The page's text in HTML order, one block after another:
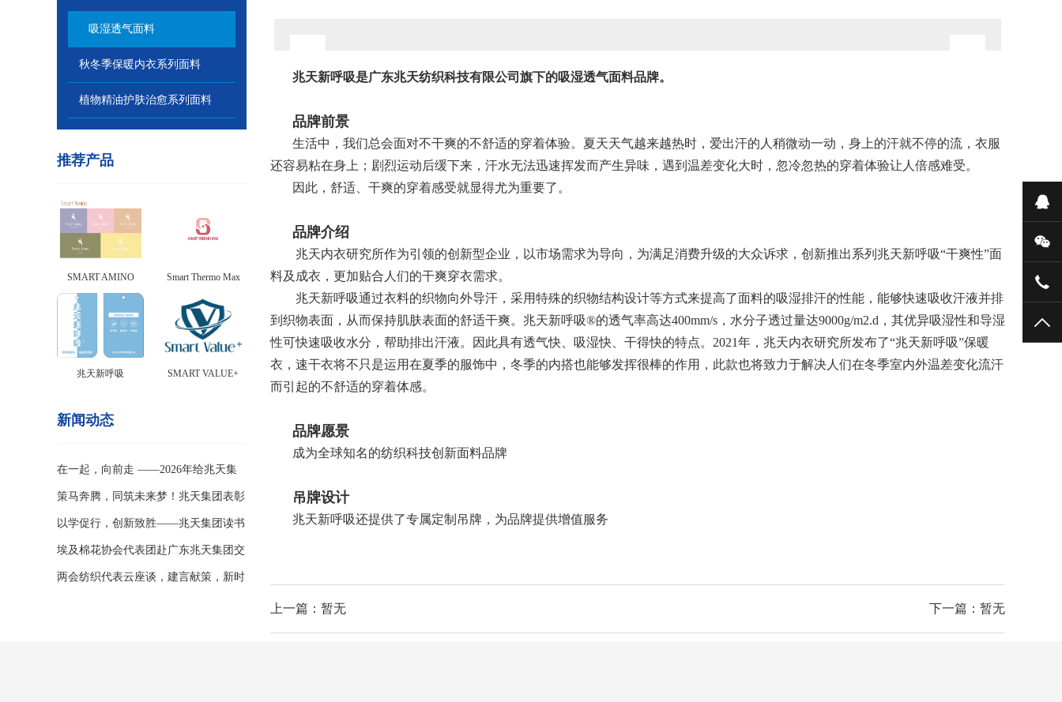
吸湿透气面料
秋冬季保暖内衣系列面料
植物精油护肤治愈系列面料
推荐产品
SMART AMINO Smart Thermo Max
兆天新呼吸 SMART VALUE+
新闻动态
在一起，向前走 ——2026年给兆天集
团全体伙伴的一封家书
策马奔腾，同筑未来梦！兆天集团表彰
盛典燃启2026新征程
以学促行，创新致胜——兆天集团读书
&创新分享PK赛
埃及棉花协会代表团赴广东兆天集团交
流，共探合作新篇
两会纺织代表云座谈，建言献策，新时
兆天新呼吸是广东兆天纺织科技有限公司旗下的吸湿透气面料品牌。
品牌前景
生活中，我们总会面对不干爽的不舒适的穿着体验。 夏天天气越来越热时，爱出汗的人稍微动一动，身上的汗就不停的流，衣服
还容易粘在身上；剧烈运动后缓下来，汗水无法迅速挥发而产生异味，遇到温差变化大时，忽冷忽热的穿着体验让人倍感难受。
因此，舒适、干爽的穿着感受就显得尤为重要了。
品牌介绍
兆天内衣研究所作为引领的创新型企业，以市场需求为导向，为满足消费升级的大众诉求，创新推出系列兆天新呼吸“干爽性”面
料及成衣，更加贴合人们的干爽穿衣需求。
兆天新呼吸通过衣料的织物向外导汗，采用特殊的织物结构设计等方式来提高了面料的吸湿排汗的性能， 能够快速吸收汗液并排
到织物表面，从而保持肌肤表面的舒适干爽。兆天新呼吸®的透气率高达400mm/s，水分子透过量达9000g/m2.d，其优异吸湿性和导湿
性可快速吸收水分，帮助排出汗液。因此具有透气快、吸湿快、干得快的特点。2021年，兆天内衣研究所发布了“兆天新呼吸”保暖
衣，速干衣将不只是运用在夏季的服饰中，冬季的内搭也能够发挥很棒的作用，此款也将致力于解决人们在冬季室内外温差变化流汗
而引起的不舒适的穿着体感。
品牌愿景
成为全球知名的纺织科技创新面料品牌
吊牌设计
兆天新呼吸还提供了专属定制吊牌，为品牌提供增值服务
上一篇：暂无 下一篇：暂无
在
微